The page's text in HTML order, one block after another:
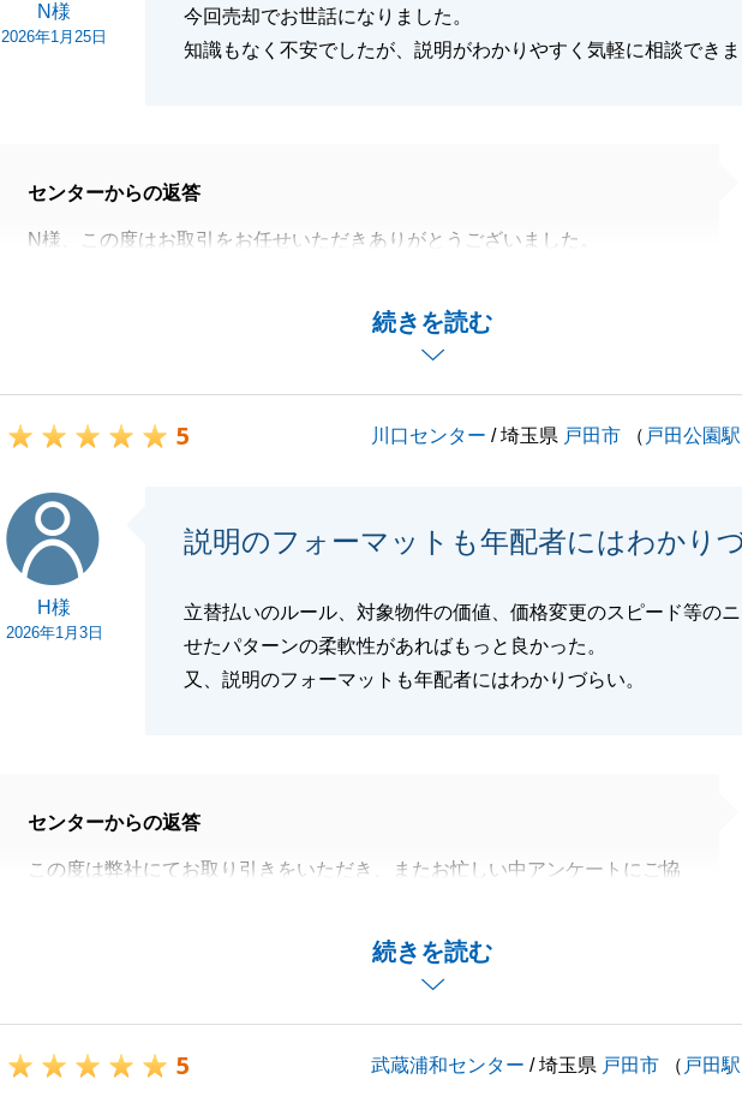
N様
2026年1月25日
今回売却でお世話になりました。
知識もなく不安でしたが、説明がわかりやすく気軽に相談できま
続きを読む
センターからの返答
N様、この度はお取引をお任せいただきありがとうございました。
また今後とも何かお手伝いできることがございましたらお気軽にご連絡くだ
5 川口センター / 埼玉県 戸田市 （ 戸田公園駅
H様
2026年1月3日
説明のフォーマットも年配者にはわかり
立替払いのルール、対象物件の価値、価格変更のスピード等の
せたパターンの柔軟性があればもっと良かった。
又、説明のフォーマットも年配者にはわかりづらい。
続きを読む
センターからの返答
この度は弊社にてお取り引きをいただき、またお忙しい中アンケートにご協
売却保証、立替払いをご利用いただきましたが、価格変更のタイミングにつ
きまして、説明不足があり大変申し訳ございませんでした。
また何かご相談等、お力になれる事がございましたら、是非ご連絡を頂戴で
5 武蔵浦和センター / 埼玉県 戸田市 （ 戸田駅